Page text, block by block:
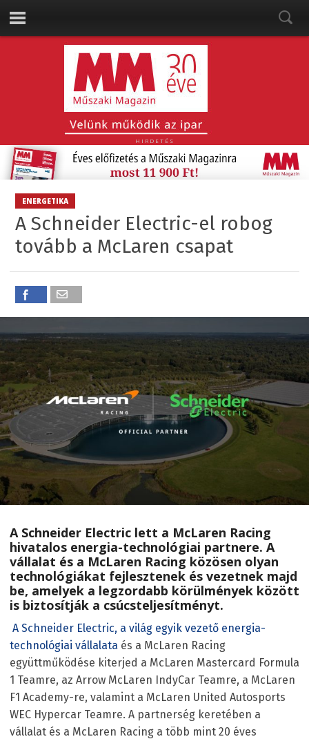
HIRDETÉS
ENERGETIKA
A Schneider Electric-el robog
tovább a McLaren csapat
A Schneider Electric lett a McLaren Racing
hivatalos energia-technológiai partnere. A
vállalat és a McLaren Racing közösen olyan
technológiákat fejlesztenek és vezetnek majd
be, amelyek a legzordabb körülmények között
is biztosítják a csúcsteljesítményt.
A Schneider Electric, a világ egyik vezető energia-
technológiai vállalata és a McLaren Racing
együttműködése kiterjed a McLaren Mastercard Formula
1 Teamre, az Arrow McLaren IndyCar Teamre, a McLaren
F1 Academy-re, valamint a McLaren United Autosports
WEC Hypercar Teamre. A partnerség keretében a
vállalat és a McLaren Racing a több mint 20 éves